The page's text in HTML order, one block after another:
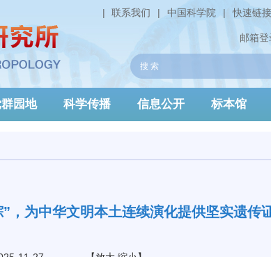
快速链接
|
中国科学院
|
联系我们
|
邮箱登
园地 科学传播 信息公开 标本馆
”，为中华文明本土连续演化提供坚实遗传